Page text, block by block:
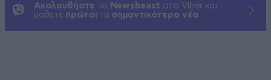
Ακολουθήστε το Newsbeast στο Viber και
μάθετε πρώτοι τα σημαντικότερα νέα